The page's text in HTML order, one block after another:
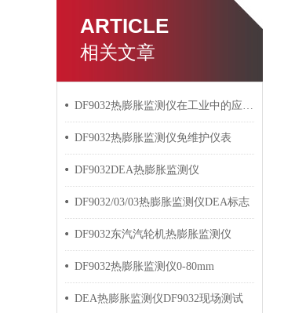
ARTICLE
相关文章
DF9032热膨胀监测仪在工业中的应用与价值
DF9032热膨胀监测仪免维护仪表
DF9032DEA热膨胀监测仪
DF9032/03/03热膨胀监测仪DEA标志
DF9032东汽汽轮机热膨胀监测仪
DF9032热膨胀监测仪0-80mm
DEA热膨胀监测仪DF9032现场测试